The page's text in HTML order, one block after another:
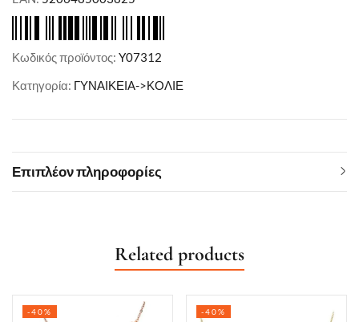
Κωδικός προϊόντος: Y07312
Κατηγορία: ΓΥΝΑΙΚΕΙΑ->ΚΟΛΙΕ
Επιπλέον πληροφορίες
Related products
-40% -40%